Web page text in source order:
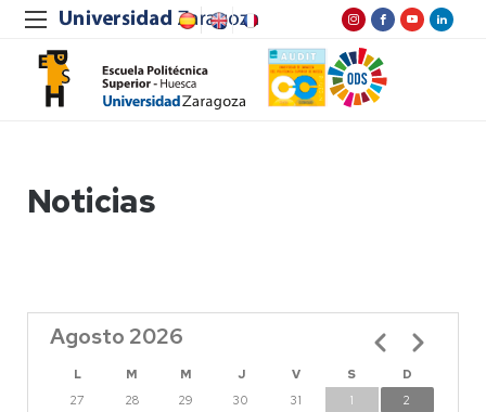
Noticias
Agosto 2026
L M M J V S
D
27
28 29 30 31 1
2
Paginación